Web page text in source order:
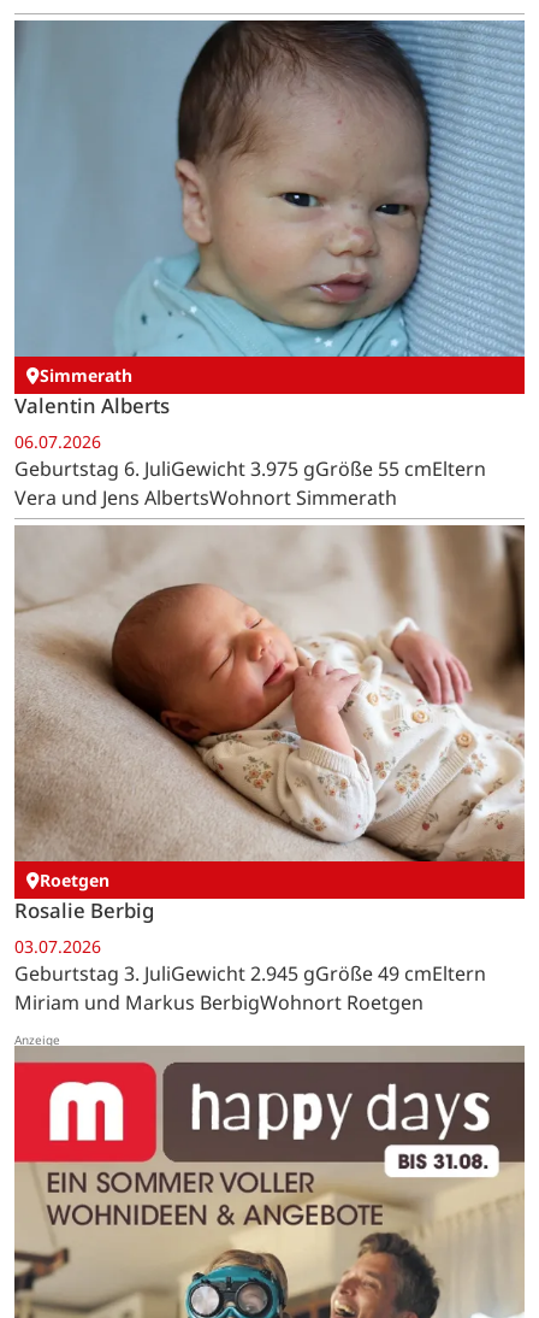
Simmerath
Valentin Alberts
06.07.2026
Geburtstag 6. JuliGewicht 3.975 gGröße 55 cmEltern
Vera und Jens AlbertsWohnort Simmerath
Roetgen
Rosalie Berbig
03.07.2026
Geburtstag 3. JuliGewicht 2.945 gGröße 49 cmEltern
Miriam und Markus BerbigWohnort Roetgen